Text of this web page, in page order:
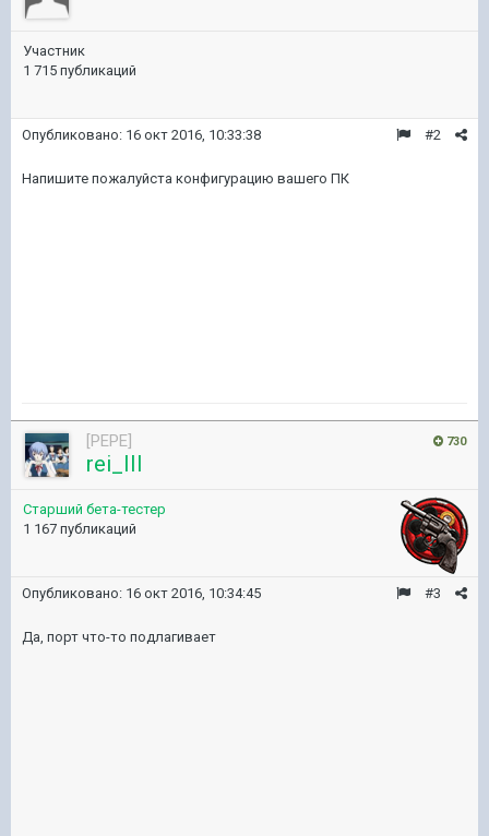
Участник
1 715 публикаций
#2
Опубликовано: 16 окт 2016, 10:33:38
Напишите пожалуйста конфигурацию вашего ПК
730
[PEPE]
rei_III
Старший бета-тестер
1 167 публикаций
#3
Опубликовано: 16 окт 2016, 10:34:45
Да, порт что-то подлагивает